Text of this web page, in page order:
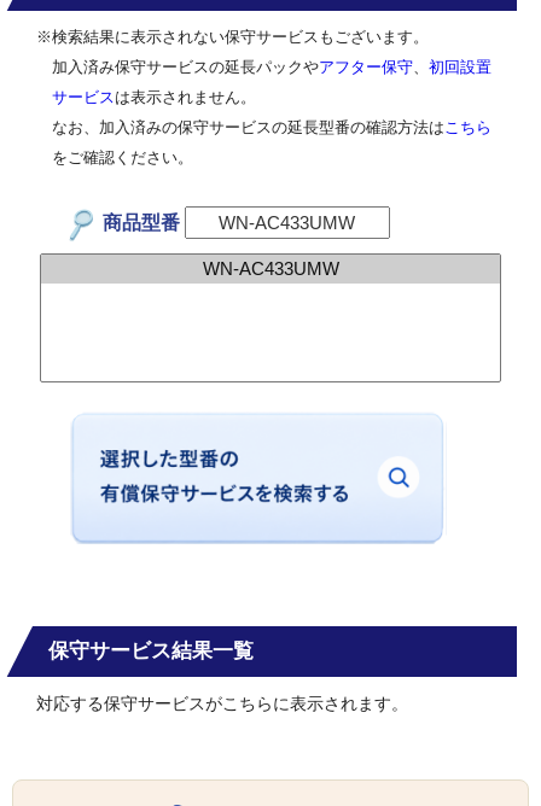
※検索結果に表示されない保守サービスもございます。
加入済み保守サービスの延長パックやアフター保守
初回設置
サービス は表示されません。
なお、加入済みの保守サービスの延長型番の確認方法は こちら
をご確認ください。
商品型番
保守サービス結果一覧
対応する保守サービスがこちらに表示されます。